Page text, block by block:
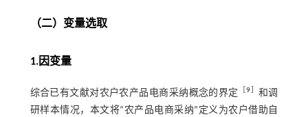
（二）变量选取
1.因变量
综合已有文献对农户农产品电商采纳概念的界定 ［9
和调
研样本情况，本文将“农产品电商采纳”定义为农户借助自